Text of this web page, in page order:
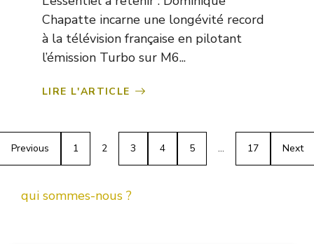
Chapatte incarne une longévité record
à la télévision française en pilotant
l’émission Turbo sur M6...
LIRE L'ARTICLE
Previous 1 2 3 4 5 … 17 Next
qui sommes-nous ?